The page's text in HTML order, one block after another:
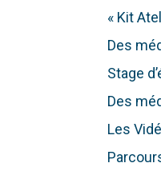
« Kit
Des
Stage
Des
Les